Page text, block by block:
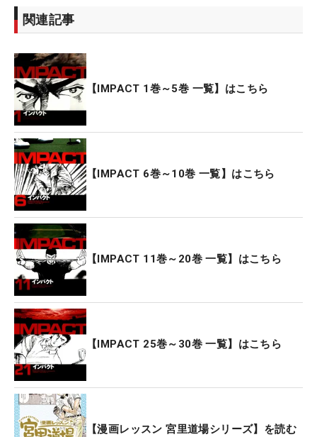
関連記事
【IMPACT 1巻～5巻 一覧】はこちら
【IMPACT 6巻～10巻 一覧】はこちら
【IMPACT 11巻～20巻 一覧】はこちら
【IMPACT 25巻～30巻 一覧】はこちら
【漫画レッスン 宮里道場シリーズ】を読む